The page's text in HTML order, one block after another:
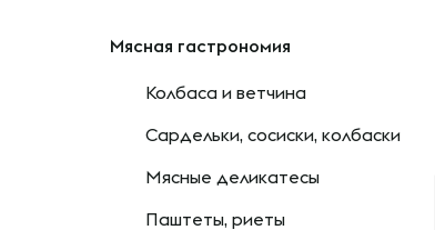
Мясная гастрономия
Колбаса и ветчина
Сардельки, сосиски, колбаски
Мясные деликатесы
Паштеты, риеты